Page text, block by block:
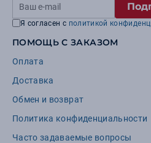
Я согласен с политикой
ПОМОЩЬ С ЗАКАЗОМ
Оплата
Доставка
Обмен и возврат
Политика конфиденциальности
Часто задаваемые вопросы